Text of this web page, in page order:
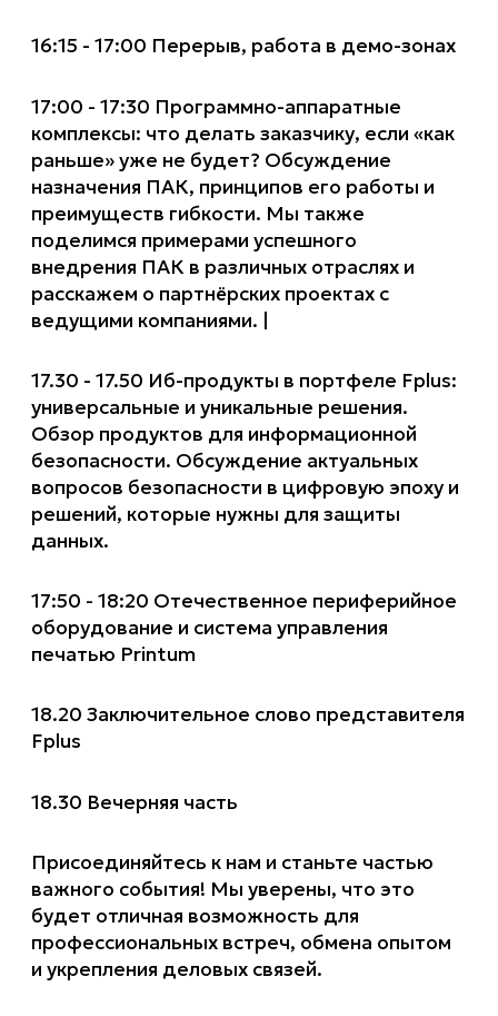
16:15 - 17:00 Перерыв, работа в демо-зонах
17:00 - 17:30 Программно-аппаратные
комплексы: что делать заказчику, если «как
раньше» уже не будет? Обсуждение
назначения ПАК, принципов его работы и
преимуществ гибкости. Мы также
поделимся примерами успешного
внедрения ПАК в различных отраслях и
расскажем о партнёрских проектах с
ведущими компаниями. |
17.30 - 17.50 Иб-продукты в портфеле Fplus:
универсальные и уникальные решения.
Обзор продуктов для информационной
безопасности. Обсуждение актуальных
вопросов безопасности в цифровую эпоху и
решений, которые нужны для защиты
данных.
17:50 - 18:20 Отечественное периферийное
оборудование и система управления
печатью Printum
18.20 Заключительное слово представителя
Fplus
18.30 Вечерняя часть
Присоединяйтесь к нам и станьте частью
важного события! Мы уверены, что это
будет отличная возможность для
профессиональных встреч, обмена опытом
и укрепления деловых связей.